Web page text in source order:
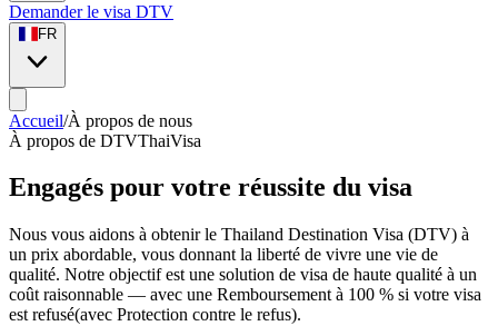
Demander le visa DTV
FR
Accueil/À propos de nous
À propos de DTVThaiVisa
Engagés pour votre réussite du visa
Nous vous aidons à obtenir le Thailand Destination Visa (DTV) à
un prix abordable, vous donnant la liberté de vivre une vie de
qualité. Notre objectif est une solution de visa de haute qualité à un
coût raisonnable — avec une Remboursement à 100 % si votre visa
est refusé(avec Protection contre le refus).